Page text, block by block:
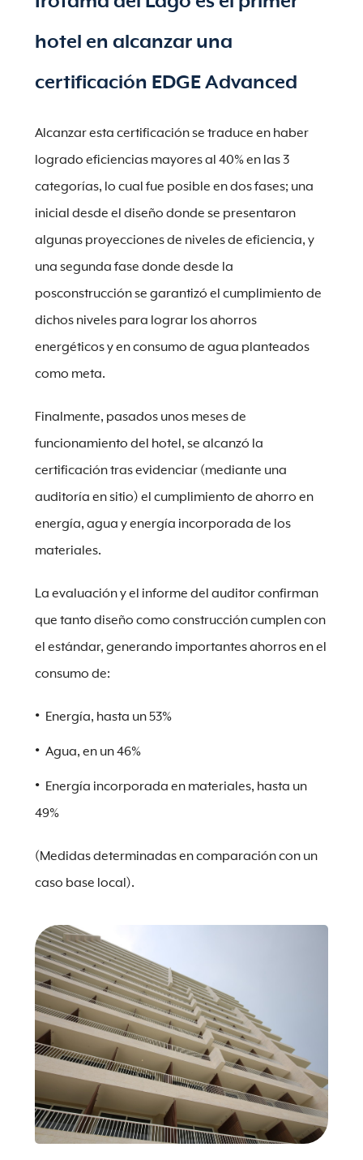
hotel en alcanzar una
certificación EDGE Advanced
Alcanzar esta certificación se traduce en haber
logrado eficiencias mayores al 40% en las 3
categorías, lo cual fue posible en dos fases; una
inicial desde el diseño donde se presentaron
algunas proyecciones de niveles de eficiencia, y
una segunda fase donde desde la
posconstrucción se garantizó el cumplimiento de
dichos niveles para lograr los ahorros
energéticos y en consumo de agua planteados
como meta.
Finalmente, pasados unos meses de
funcionamiento del hotel, se alcanzó la
certificación tras evidenciar (mediante una
auditoría en sitio) el cumplimiento de ahorro en
energía, agua y energía incorporada de los
materiales.
La evaluación y el informe del auditor confirman
que tanto diseño como construcción cumplen con
el estándar, generando importantes ahorros en el
consumo de:
Energía, hasta un 53%
Agua, en un 46%
Energía incorporada en materiales, hasta un
49%
(Medidas determinadas en comparación con un
caso base local).